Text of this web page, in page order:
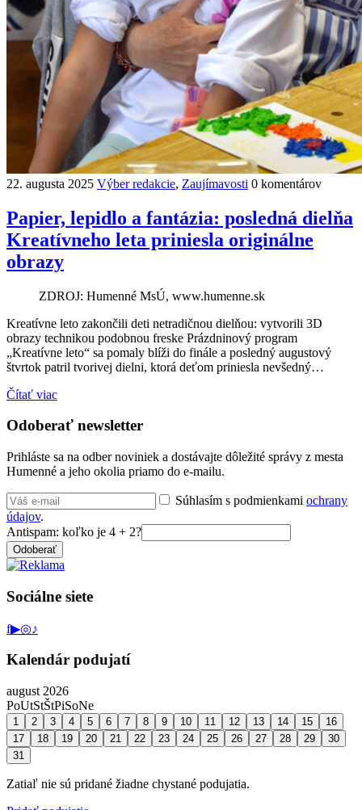
22. augusta 2025 Výber redakcie, Zaujímavosti 0 komentárov
Papier, lepidlo a fantázia: posledná dielňa
Kreatívneho leta priniesla originálne
obrazy
ZDROJ: Humenné MsÚ, www.humenne.sk
Kreatívne leto zakončili deti netradičnou dielňou: vytvorili 3D
obrazy technikou podobnou freske Prázdninový program
„Kreatívne leto“ sa pomaly blíži do finále a posledný augustový
štvrtok patril tvorivej dielni, ktorá deťom priniesla nevšedný…
Čítať viac
Odoberať newsletter
Prihláste sa na odber noviniek a dostávajte dôležité správy z mesta
Humenné a jeho okolia priamo do e-mailu.
Súhlasím s podmienkami ochrany
údajov.
Antispam: koľko je 4 + 2?
Odoberať
Sociálne siete
f▶◎♪
Kalendár podujatí
august 2026
PoUtStŠtPiSoNe
1 2 3 4 5 6 7 8 9 10 11 12 13 14 15
16
17
18 19 20 21 22 23 24 25 26 27 28 29
30
31
Zatiaľ nie sú pridané žiadne chystané podujatia.